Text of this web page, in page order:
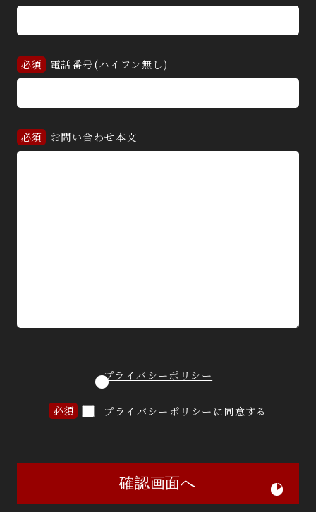
電話番号(ハイフン無し)
お問い合わせ本文
プライバシーポリシー
プライバシーポリシーに同意する